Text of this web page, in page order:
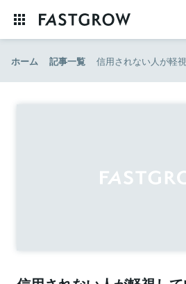
ホーム 記事一覧